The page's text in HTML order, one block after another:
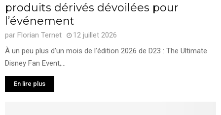
produits dérivés dévoilées pour
l’événement
par Florian Ternet
12 juillet 2026
À un peu plus d’un mois de l’édition 2026 de D23 : The Ultimate
Disney Fan Event,...
En lire plus